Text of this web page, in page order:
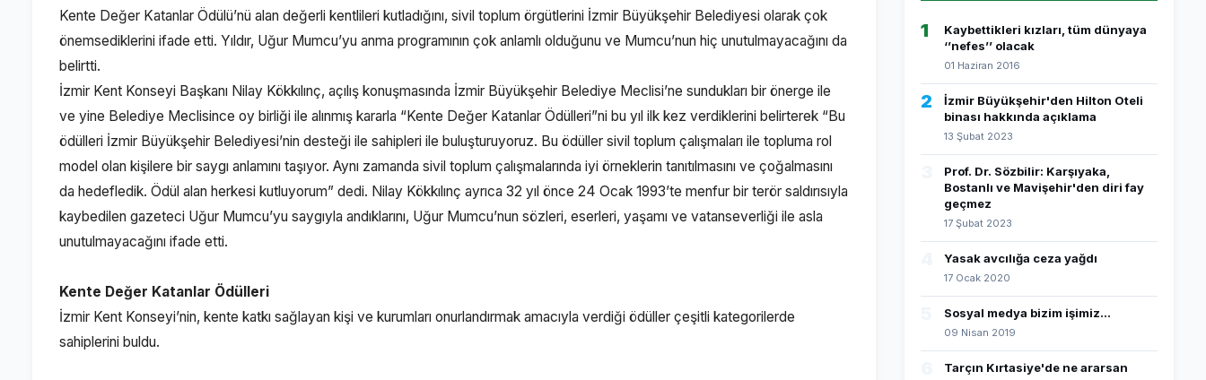
Kente Değer Katanlar Ödülü’nü alan değerli kentlileri kutladığını, sivil toplum örgütlerini İzmir Büyükşehir Belediyesi olarak çok
önemsediklerini ifade etti. Yıldır, Uğur Mumcu’yu anma programının çok anlamlı olduğunu ve Mumcu’nun hiç unutulmayacağını da
belirtti.
İzmir Kent Konseyi Başkanı Nilay Kökkılınç, açılış konuşmasında İzmir Büyükşehir Belediye Meclisi’ne sundukları bir önerge ile
ve yine Belediye Meclisince oy birliği ile alınmış kararla “Kente Değer Katanlar Ödülleri”ni bu yıl ilk kez verdiklerini belirterek “Bu
ödülleri İzmir Büyükşehir Belediyesi’nin desteği ile sahipleri ile buluşturuyoruz. Bu ödüller sivil toplum çalışmaları ile topluma rol
model olan kişilere bir saygı anlamını taşıyor. Aynı zamanda sivil toplum çalışmalarında iyi örneklerin tanıtılmasını ve çoğalmasını
da hedefledik. Ödül alan herkesi kutluyorum” dedi. Nilay Kökkılınç ayrıca 32 yıl önce 24 Ocak 1993’te menfur bir terör saldırısıyla
kaybedilen gazeteci Uğur Mumcu’yu saygıyla andıklarını, Uğur Mumcu’nun sözleri, eserleri, yaşamı ve vatanseverliği ile asla
unutulmayacağını ifade etti.
Kente Değer Katanlar Ödülleri
İzmir Kent Konseyi’nin, kente katkı sağlayan kişi ve kurumları onurlandırmak amacıyla verdiği ödüller çeşitli kategorilerde
sahiplerini buldu.
1
Kaybettikleri kızları, tüm dünyaya
‘’nefes’’ olacak
01 Haziran 2016
2
İzmir Büyükşehir'den Hilton Oteli
binası hakkında açıklama
13 Şubat 2023
Prof. Dr. Sözbilir: Karşıyaka,
Bostanlı ve Mavişehir'den diri fay
geçmez
17 Şubat 2023
Yasak avcılığa ceza yağdı
17 Ocak 2020
Sosyal medya bizim işimiz...
09 Nisan 2019
Tarçın Kırtasiye'de ne ararsan